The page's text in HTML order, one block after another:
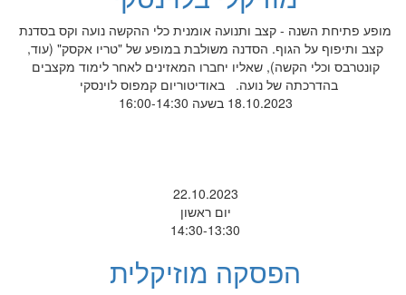
מופע פתיחת השנה - קצב ותנועה אומנית כלי ההקשה נועה וקס בסדנת
קצב ותיפוף על הגוף. הסדנה משולבת במופע של "טריו אקסק" (עוד,
קונטרבס וכלי הקשה), שאליו יחברו המאזינים לאחר לימוד מקצבים
בהדרכתה של נועה. באודיטוריום קמפוס לוינסקי
18.10.2023 בשעה 16:00-14:30
22.10.2023
יום ראשון
14:30-13:30
הפסקה מוזיקלית